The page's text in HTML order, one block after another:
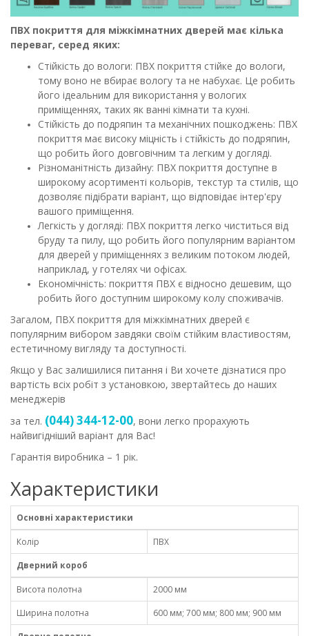
ПВХ покриття для міжкімнатних дверей має кілька
переваг, серед яких:
Стійкість до вологи: ПВХ покриття стійке до вологи,
тому воно не вбирає вологу та не набухає. Це робить
його ідеальним для використання у вологих
приміщеннях, таких як ванні кімнати та кухні.
Стійкість до подряпин та механічних пошкоджень: ПВХ
покриття має високу міцність і стійкість до подряпин,
що робить його довговічним та легким у догляді.
Різноманітність дизайну: ПВХ покриття доступне в
широкому асортименті кольорів, текстур та стилів, що
дозволяє підібрати варіант, що відповідає інтер'єру
вашого приміщення.
Легкість у догляді: ПВХ покриття легко чиститься від
бруду та пилу, що робить його популярним варіантом
для дверей у приміщеннях з великим потоком людей,
наприклад, у готелях чи офісах.
Економічність: покриття ПВХ є відносно дешевим, що
робить його доступним широкому колу споживачів.
Загалом, ПВХ покриття для міжкімнатних дверей є
популярним вибором завдяки своїм стійким властивостям,
естетичному вигляду та доступності.
Якщо у Вас залишилися питання і Ви хочете дізнатися про
вартість всіх робіт з установкою, звертайтесь до наших
менеджерів
за тел. (044) 344-12-00, вони легко прорахують
найвигідніший варіант для Вас!
Гарантія виробника – 1 рік.
Характеристики
Основні характеристики
Колір
ПВХ
Дверний короб
Висота полотна
2000 мм
Ширина полотна
600 мм; 700 мм; 800 мм; 900 мм